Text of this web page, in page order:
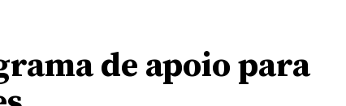
de apoio para